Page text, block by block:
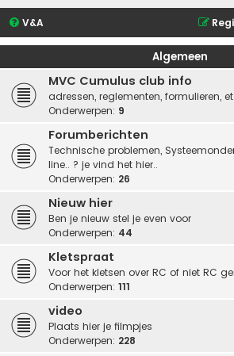
V&A
Algemeen
MVC Cumulus club info
adressen, reglementen, formulieren,
Onderwerpen: 9
Forumberichten
Technische problemen,
line.. ? je vind het hier..
Onderwerpen: 26
Nieuw hier
Ben je nieuw stel je even voor
Onderwerpen: 44
Kletspraat
Voor het kletsen over RC of niet RC
Onderwerpen: 111
video
Plaats hier je filmpjes
Onderwerpen: 228